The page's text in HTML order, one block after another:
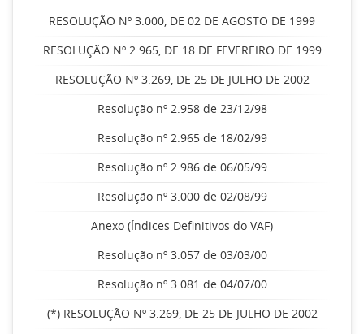
RESOLUÇÃO Nº 3.000, DE 02 DE AGOSTO DE 1999
RESOLUÇÃO Nº 2.965, DE 18 DE FEVEREIRO DE 1999
RESOLUÇÃO Nº 3.269, DE 25 DE JULHO DE 2002
Resolução nº 2.958 de 23/12/98
Resolução nº 2.965 de 18/02/99
Resolução nº 2.986 de 06/05/99
Resolução nº 3.000 de 02/08/99
Anexo (Índices Definitivos do VAF)
Resolução nº 3.057 de 03/03/00
Resolução nº 3.081 de 04/07/00
(*) RESOLUÇÃO Nº 3.269, DE 25 DE JULHO DE 2002